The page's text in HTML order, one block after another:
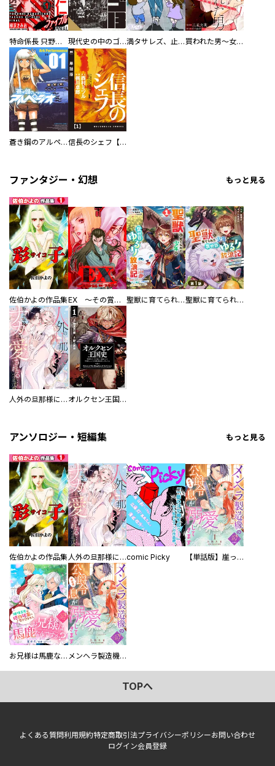
特命係長 只野仁ファイナル 愛蔵版 現代史の中のゴルゴ13 満タサレズ、止メラレズ 買われた男～女性限定快感セラピスト～【描き下ろしおまけ付き特装版】
蒼き鋼のアルペジオ 信長のシェフ【単話版】
ファンタジー・幻想 もっと見る
佐伯かよの作品集 EX ～その賞金稼ぎは、世界の出口を探す～【単行本版】 聖獣に育てられた少年の異世界ゆるり放浪記～神様からもらったチート魔法で、仲間たちとスローライフを満喫中～ 聖獣に育てられた少年の異世界ゆるり放浪記～神様からもらったチート魔法で、仲間たちとスローライフを満喫中～【分冊版】
人外の旦那様に娶られ毎晩ナカまで愛される…。アンソロジー オルクセン王国史
アンソロジー・短編集 もっと見る
佐伯かよの作品集 人外の旦那様に娶られ毎晩ナカまで愛される…。アンソロジーcomic Picky 【単話版】崖っぷち令嬢ですが、意地と策略で幸せになります！シリーズ
お兄様は馬鹿なんですか？～地味王女は婚約破棄に巻き込まれる～ メンヘラ製造機の公爵令息（過保護）が溺愛してきます
TOPへ
よくある質問利用規約特定商取引法プライバシーポリシーお問い合わせ
ログイン会員登録